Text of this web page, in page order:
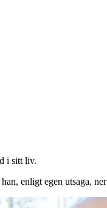
i sitt liv.
enligt egen utsaga,